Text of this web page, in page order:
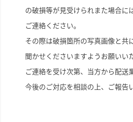
の破損等が見受けられまた場合に
ご連絡ください。
その際は破損箇所の写真画像と共
聞かせくださいますようお願いい
ご連絡を受け次第、当方から配送
今後のご対応を相談の上、ご報告